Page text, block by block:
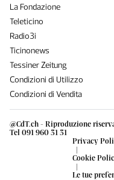
@CdT.ch - Riproduzione
Tel 091 960 31 31
Privacy
|
Cookie
|
Le tue
La Fondazione
Teleticino
Radio3i
Ticinonews
Tessiner Zeitung
Condizioni di Utilizzo
Condizioni di Vendita